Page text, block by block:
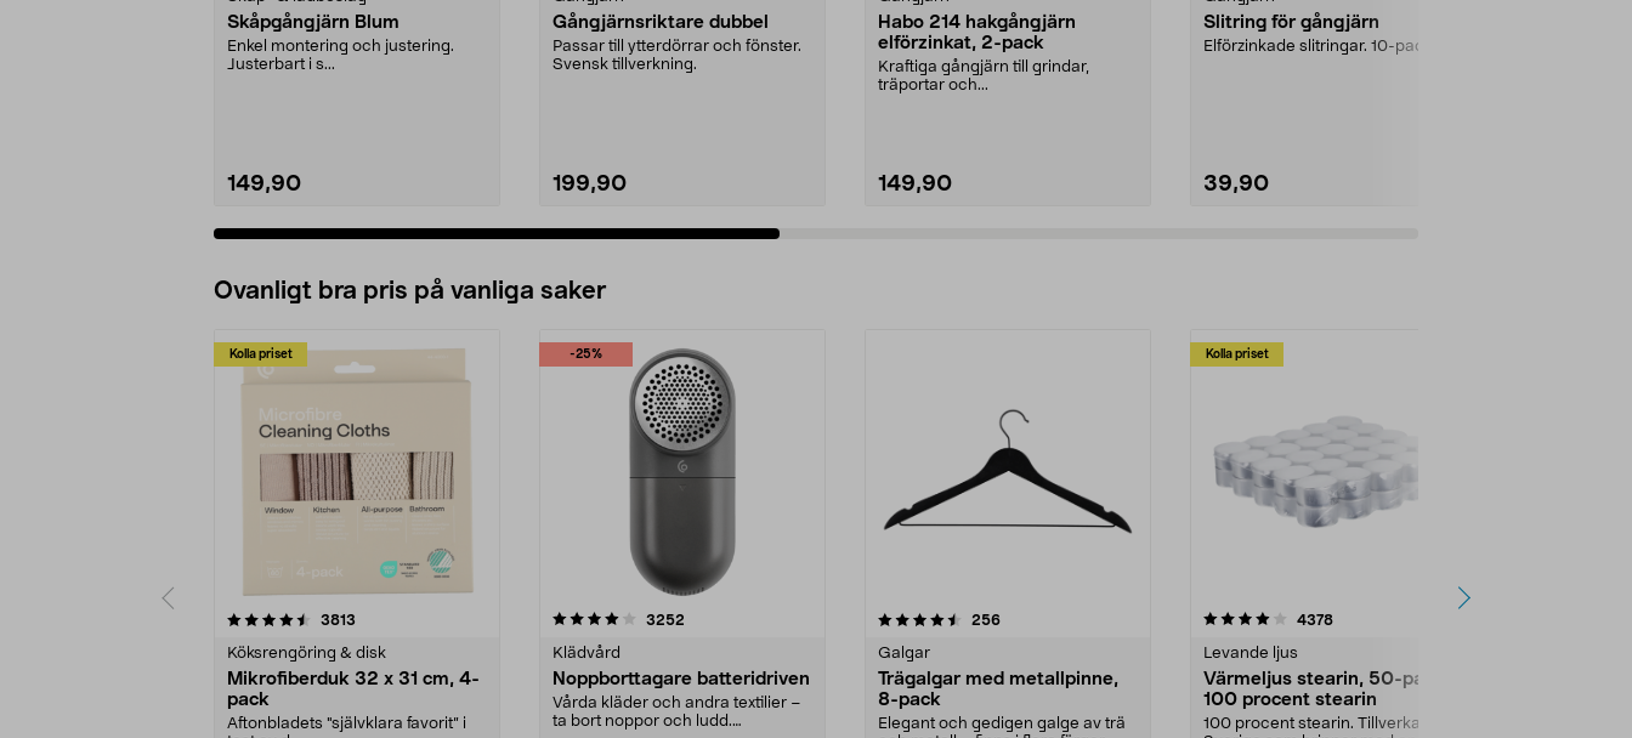
Skåpgångjärn Blum
Enkel montering och justering.
Justerbart i s...
149,90
Gångjärnsriktare dubbel
Passar till ytterdörrar och fönster.
Svensk tillverkning.
199,90
Habo 214 hakgångjärn
elförzinkat, 2-pack
Kraftiga gångjärn till grindar,
träportar och...
149,90
Slitring för gångjärn
Elförzinkade slitringar. 10-pack.
39,90
Ovanligt bra pris på vanliga saker
Kolla priset
3813
Köksrengöring & disk
Mikrofiberduk 32 x 31 cm, 4-
pack
Aftonbladets "självklara favorit” i
-25%
4.0av 5 stjärnor 3252
Klädvård
Noppborttagare batteridriven
Vårda kläder och andra textilier –
ta bort noppor och ludd.
4.5av 5 stjärnor 256recensioner
Galgar
Trägalgar med metallpinne,
8-pack
Elegant och gedigen galge av trä
Kolla priset
4.0av 5 stjärnor 4378recensioner
Levande ljus
Värmeljus stearin, 50-pack,
100 procent stearin
100 procent stearin. Tillverkade i
4.5av 5 stjärnor